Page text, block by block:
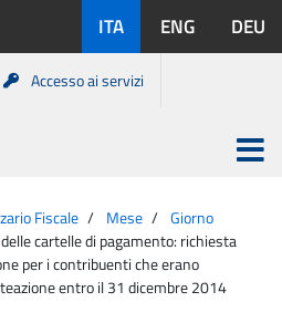
disponibili:
ITA ENG DEU
Accesso ai servizi
Apri
menu
Fiscale Mese
Giorno
cartelle di pagamento: richiesta
per i contribuenti che erano
entro il 31 dicembre 2014